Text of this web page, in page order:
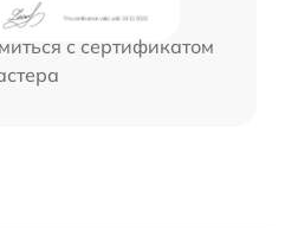
с сертификатом